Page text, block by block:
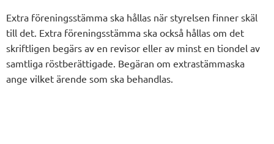
Extra föreningsstämma ska hållas när styrelsen finner skäl
till det. Extra föreningsstämma ska också hållas om det
skriftligen begärs av en revisor eller av minst en tiondel av
samtliga röstberättigade. Begäran om extrastämmaska
ange vilket ärende som ska behandlas.